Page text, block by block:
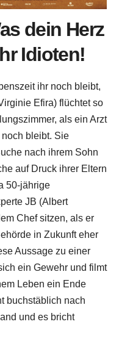
dein Herz
Idioten!
ihr noch bleibt,
Efira) flüchtet so
als ein Arzt
bleibt. Sie
nach ihrem Sohn
auf Druck ihrer Eltern
50-jährige
JB (Albert
Chef sitzen, als er
in Zukunft eher
Aussage zu einer
ein Gewehr und filmt
Leben ein Ende
buchstäblich nach
und es bricht